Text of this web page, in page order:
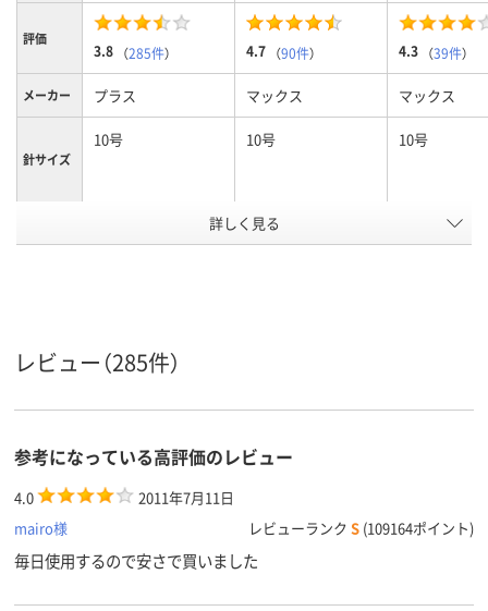
評価
3.8 （285件） 4.7 （90件） 4.3 （39件）
メーカー プラス マックス マックス
針サイズ
10号 10号 10号
シルバー系
詳しく見る
レビュー（285件）
参考になっている高評価のレビュー
4.0
2011年7月11日
mairo様
レビューランク S (109164ポイント)
毎日使用するので安さで買いました